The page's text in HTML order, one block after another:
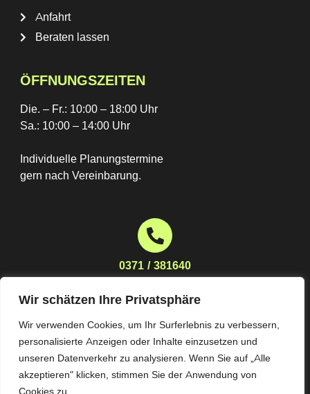
Wir schätzen Ihre Privatsphäre
Wir verwenden Cookies, um Ihr Surferlebnis zu verbessern,
personalisierte Anzeigen oder Inhalte einzusetzen und
unseren Datenverkehr zu analysieren. Wenn Sie auf „Alle
akzeptieren" klicken, stimmen Sie der Anwendung von
Cookies zu.
Anfahrt
Beraten lassen
ÖFFNUNGSZEITEN
Die. – Fr.: 10:00 – 18:00 Uhr
Sa.: 10:00 – 14:00 Uhr
Individuelle Planungstermine
gern nach Vereinbarung.
0371 / 381640
planung@moebelhaus-stoeckert.de